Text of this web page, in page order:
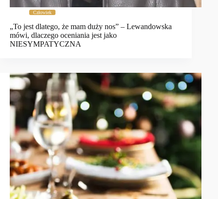
Człowiek
„To jest dlatego, że mam duży nos” – Lewandowska
mówi, dlaczego oceniania jest jako
NIESYMPATYCZNA